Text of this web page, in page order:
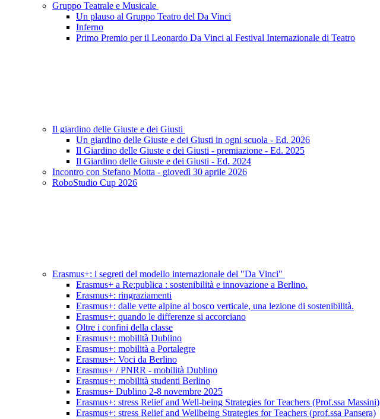
Gruppo Teatrale e Musicale
Un plauso al Gruppo Teatro del Da Vinci
Inferno
Primo Premio per il Leonardo Da Vinci al Festival Internazionale di Teatro
Il giardino delle Giuste e dei Giusti
Un giardino delle Giuste e dei Giusti in ogni scuola - Ed. 2026
Il Giardino delle Giuste e dei Giusti - premiazione - Ed. 2025
Il Giardino delle Giuste e dei Giusti - Ed. 2024
Incontro con Stefano Motta - giovedì 30 aprile 2026
RoboStudio Cup 2026
Erasmus+: i segreti del modello internazionale del "Da Vinci"
Erasmus+ a Re:publica : sostenibilità e innovazione a Berlino.
Erasmus+: ringraziamenti
Erasmus+: dalle vette alpine al bosco verticale, una lezione di sostenibilità.
Erasmus+: quando le differenze si accorciano
Oltre i confini della classe
Erasmus+: mobilità Dublino
Erasmus+: mobilità a Portalegre
Erasmus+: Voci da Berlino
Erasmus+ / PNRR - mobilità Dublino
Erasmus+: mobilità studenti Berlino
Erasmus+ Dublino 2-8 novembre 2025
Erasmus+: stress Relief and Well-being Strategies for Teachers (Prof.ssa Massini)
Erasmus+: stress Relief and Wellbeing Strategies for Teachers (prof.ssa Pansera)